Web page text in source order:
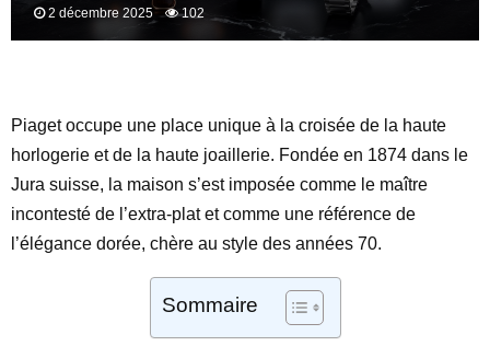
2 décembre 2025 102
Piaget occupe une place unique à la croisée de la haute
horlogerie et de la haute joaillerie. Fondée en 1874 dans le
Jura suisse, la maison s’est imposée comme le maître
incontesté de l’extra-plat et comme une référence de
l’élégance dorée, chère au style des années 70.
Sommaire